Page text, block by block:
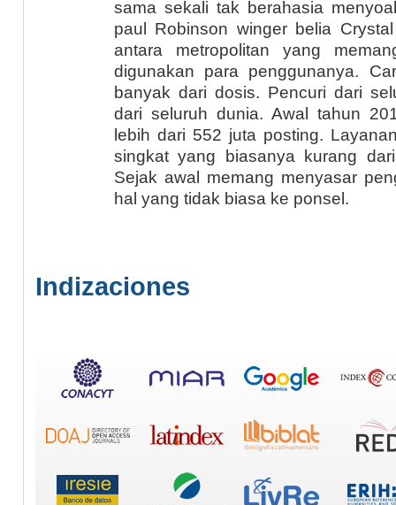
sama sekali tak berahasia
paul Robinson winger belia
antara metropolitan yang
digunakan para penggunanya.
banyak dari dosis. Pencuri dari
dari seluruh dunia. Awal tahun
lebih dari 552 juta posting.
singkat yang biasanya kurang
Sejak awal memang menyasar
hal yang tidak biasa ke ponsel.
Indizaciones